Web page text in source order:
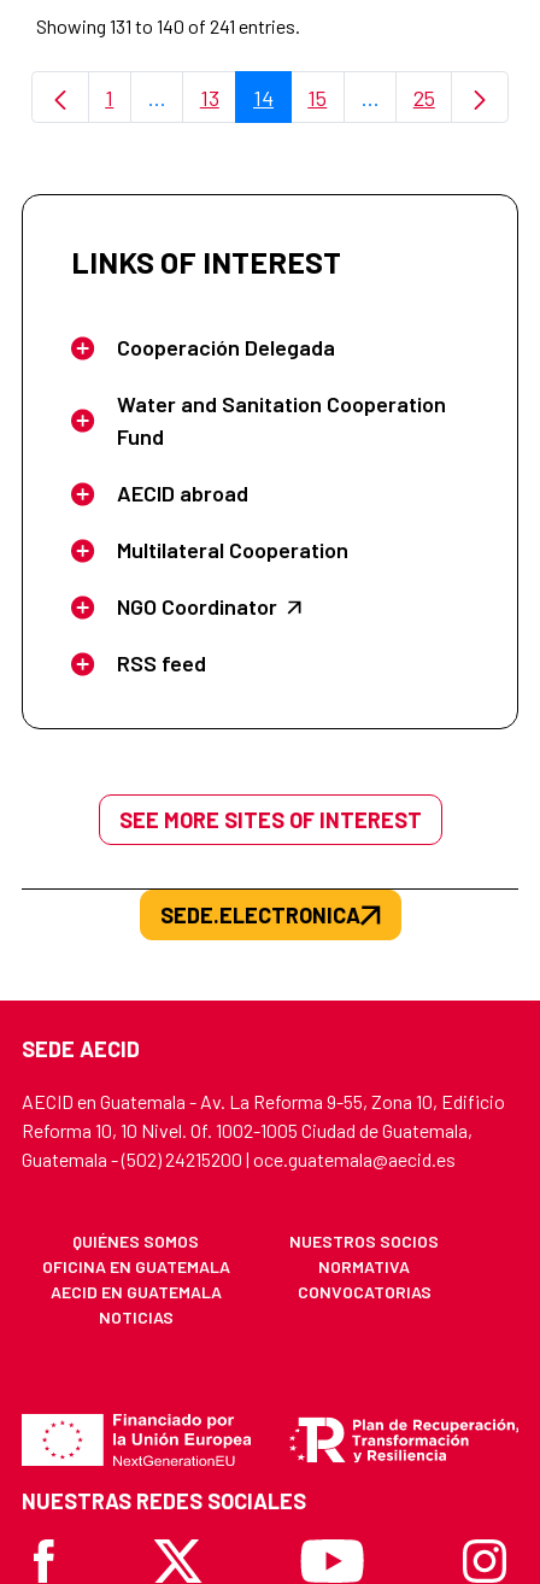
Showing 131 to 140 of 241 entries.
Page
1 ...Intermediate Pages Use TAB to navigate.
Page
13 Page
14 Page
15 ...Intermediate
Page
25
LINKS OF INTEREST
Cooperación Delegada
Water and Sanitation Cooperation
Fund
AECID abroad
Multilateral Cooperation
NGO Coordinator
RSS feed
SEE MORE SITES OF INTEREST
SEDE.ELECTRONICA
SEDE AECID
AECID en Guatemala - Av. La Reforma 9-55, Zona 10, Edificio
Reforma 10, 10 Nivel. Of. 1002-1005 Ciudad de Guatemala,
Guatemala - (502) 24215200 | oce.guatemala@aecid.es
QUIÉNES SOMOS
NUESTROS SOCIOS
OFICINA EN GUATEMALA
NORMATIVA
AECID EN GUATEMALA
CONVOCATORIAS
NOTICIAS
NUESTRAS REDES SOCIALES
Facebook
X Youtube